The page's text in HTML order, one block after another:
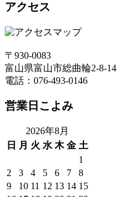
アクセス
〒930-0083
富山県富山市総曲輪2-8-14
電話：076-493-0146
営業日こよみ
2026年8月
日
月 火 水 木 金 土
1
2
3 4 5 6 7
8
9
10 11 12 13 14 15